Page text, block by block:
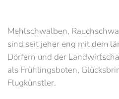
Mehlschwalben,
sind seit jeher eng mit dem
Dörfern und der
als Frühlingsboten,
Flugkünstler.